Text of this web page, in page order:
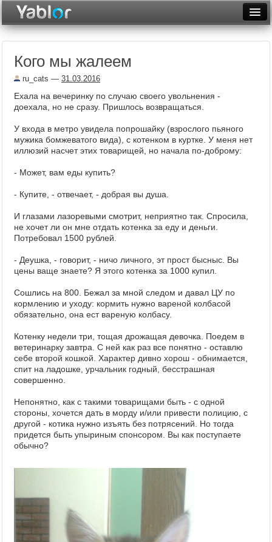
Неделя
Рейтинги
Архив
Фототоп
Кого мы жалеем
ru_cats — 31.03.2016
Ехала на вечеринку по случаю своего увольнения -
доехала, но не сразу. Пришлось возвращаться.
У входа в метро увидела попрошайку (взрослого пьяного
мужика бомжеватого вида), с котенком в куртке. У меня нет
иллюзий насчет этих товарищей, но начала по-доброму:
- Может, вам еды купить?
- Купите, - отвечает, - добрая вы душа.
И глазами лазоревыми смотрит, неприятно так. Спросила,
не хочет ли он мне отдать котенка за еду и деньги.
Потребовал 1500 рублей.
- Деушка, - говорит, - ничо личного, эт прост бысныс. Вы
цены ваще знаете? Я этого котенка за 1000 купил.
Сошлись на 800. Бежал за мной следом и давал ЦУ по
кормлению и уходу: кормить нужно вареной колбасой
обязательно, она ест вареную колбасу.
Котенку недели три, тощая дрожащая девочка. Поедем в
ветеринарку завтра. С ней как раз все понятно - оставлю
себе второй кошкой. Характер дивно хорош - обнимается,
спит на ладошке, урчальник годный, бесстрашная
совершенно.
Непонятно, как с такими товарищами быть - с одной
стороны, хочется дать в морду и/или привести полицию, с
другой - котика нужно изъять без потрясений. Но тогда
придется быть упыриным спонсором. Вы как поступаете
обычно?